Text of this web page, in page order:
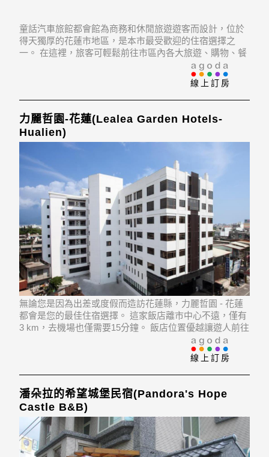
童話汽車旅館都會館為商務和休閒旅遊遊客而設計，位於
得天獨厚的花蓮市地區，是本市最受歡迎的住宿選擇之
一。 在這裡，旅客可輕鬆前往市區內各大旅遊、購物、餐
飲地點。 住宿位於花蓮城隍廟, Citiangong, Taiwan Jade
Workshop的不遠處，旅客在旅遊觀光時大可不必大費周
線上訂房
力麗哲園-花蓮(Lealea Garden Hotels-
Hualien)
無論您是因為出差或度假而造訪花蓮縣，力麗哲園 - 花蓮
都會是您的最佳住宿選擇。 這家飯店離市中心不遠，僅有
3 km，去機場也僅需要15分鐘。 飯店位置優越讓遊人前往
線上訂房
潘朵拉的希望城堡民宿(Pandora's Hope
Castle B&B)